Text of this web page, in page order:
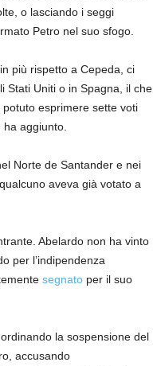
o lasciando i seggi
Petro nel suo sfogo.
più rispetto a Cepeda, ci
Stati Uniti o in Spagna, il che
esprimere sette voti
aggiunto.
Norte de Santander e nei
aveva già votato a
Abelardo non ha vinto
per l’indipendenza
segnato per il suo
la sospensione del
accusando